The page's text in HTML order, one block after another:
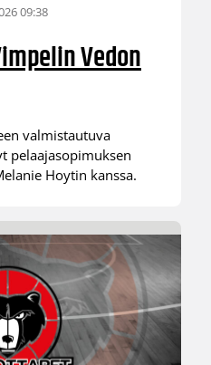
09:38
Vedon
valmistautuva
pelaajasopimuksen
Hoytin kanssa.